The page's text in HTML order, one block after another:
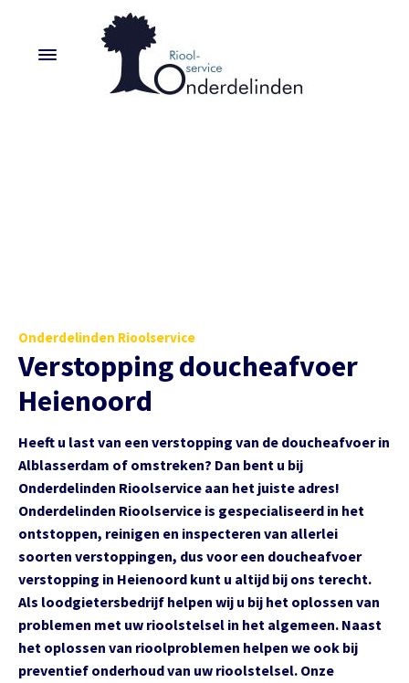
Onderdelinden Rioolservice
Verstopping doucheafvoer
Heienoord
Heeft u last van een verstopping van de doucheafvoer in
Alblasserdam of omstreken? Dan bent u bij
Onderdelinden Rioolservice aan het juiste adres!
Onderdelinden Rioolservice is gespecialiseerd in het
ontstoppen, reinigen en inspecteren van allerlei
soorten verstoppingen, dus voor een doucheafvoer
verstopping in Heienoord kunt u altijd bij ons terecht.
Als loodgietersbedrijf helpen wij u bij het oplossen van
problemen met uw rioolstelsel in het algemeen. Naast
het oplossen van rioolproblemen helpen we ook bij
preventief onderhoud van uw rioolstelsel. Onze